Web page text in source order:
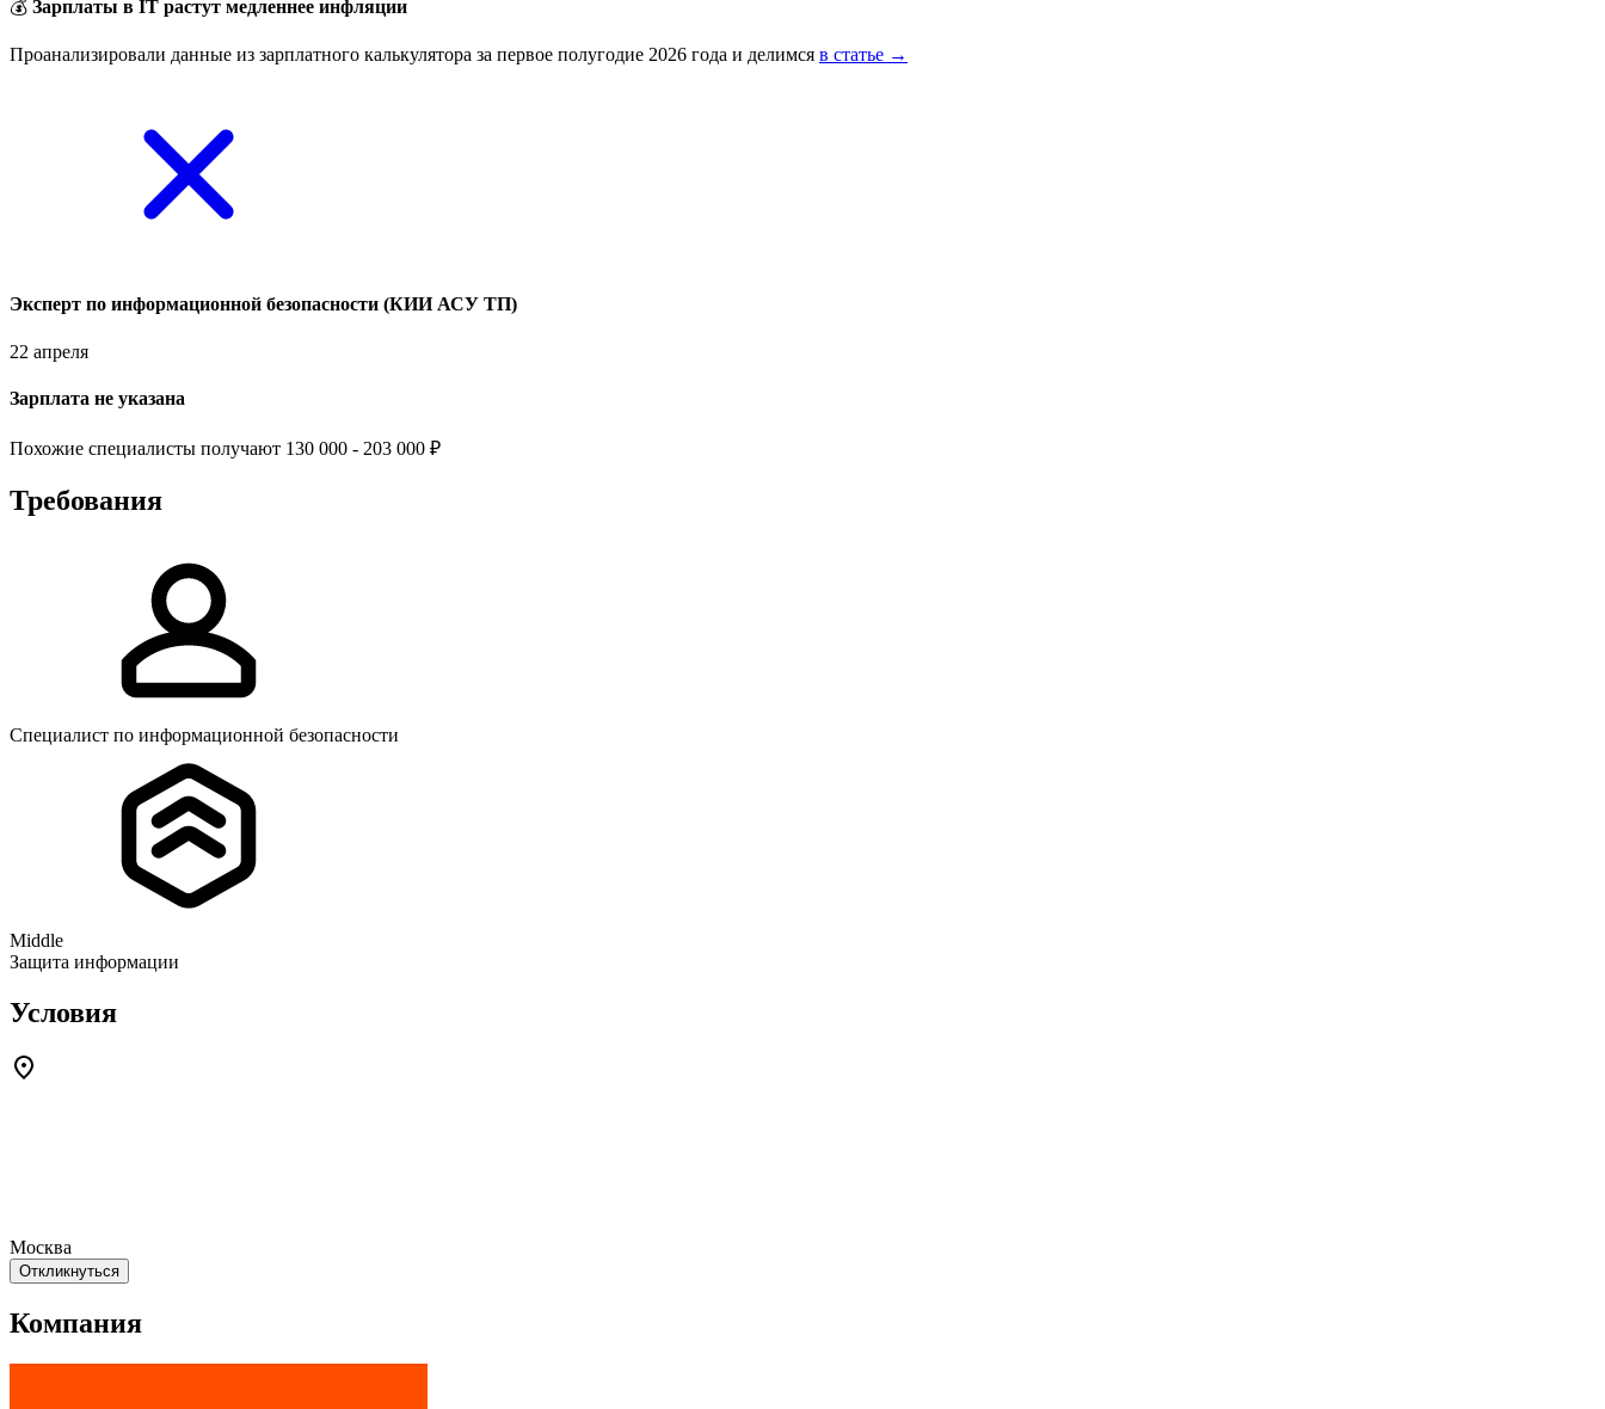
💰 Зарплаты в IT растут медленнее инфляции
Проанализировали данные из зарплатного калькулятора за первое полугодие 2026 года и делимся в статье →
Эксперт по информационной безопасности (КИИ АСУ ТП)
22 апреля
Зарплата не указана
Похожие специалисты получают 130 000 - 203 000 ₽
Требования
Специалист по информационной безопасности
Middle
Защита информации
Условия
Москва
Откликнуться
Компания